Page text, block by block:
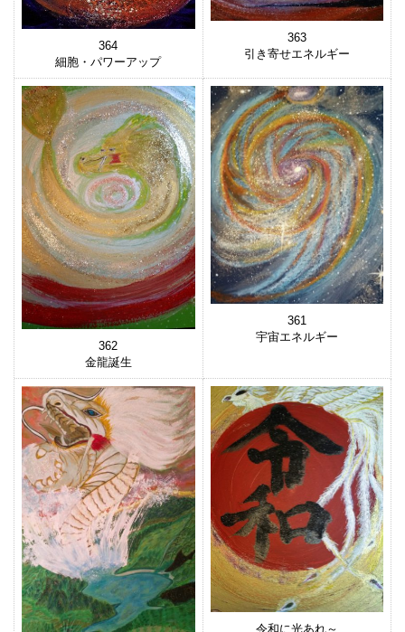
364
細胞・パワーアップ
363
引き寄せエネルギー
362
金龍誕生
361
宇宙エネルギー
令和に光あれ～